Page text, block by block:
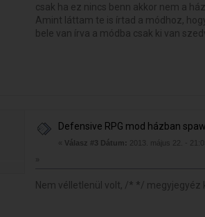
csak ha ez nincs benn akkor nem a
Amint láttam te is írtad a módhoz,
bele van írva a módba csak ki van
Defensive RPG mod házban
« Válasz #3 Dátum:
2013. május 22. -
»
Nem vélletlenül volt, /* */ megyjegyéz